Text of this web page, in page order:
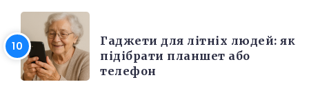
Гаджети для літніх людей: як
підібрати планшет або
телефон